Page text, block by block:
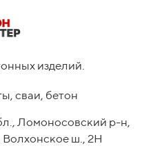
изделий.
сваи, бетон
Ломоносовский р-н,
ш., 2Н